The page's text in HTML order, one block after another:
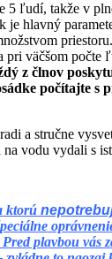
5 ľudí, takže v
hlavný
pri väčšom počte
z člnov
počítajte s
a stručne
vodu vydali s
ktorú
plavbou vás